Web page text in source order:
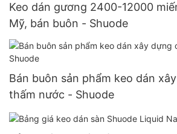
Keo dán gương 2400-12000
Mỹ, bán buôn - Shuode
Bán buôn sản phẩm keo dán
thấm nước - Shuode